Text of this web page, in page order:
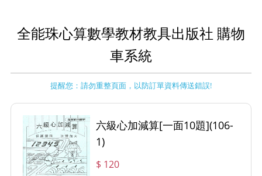
全能珠心算數學教材教具出版社 購物
車系統
提醒您：請勿重整頁面，以防訂單資料傳送錯誤!
六級心加減算[一面10題](106-
1)
$ 120